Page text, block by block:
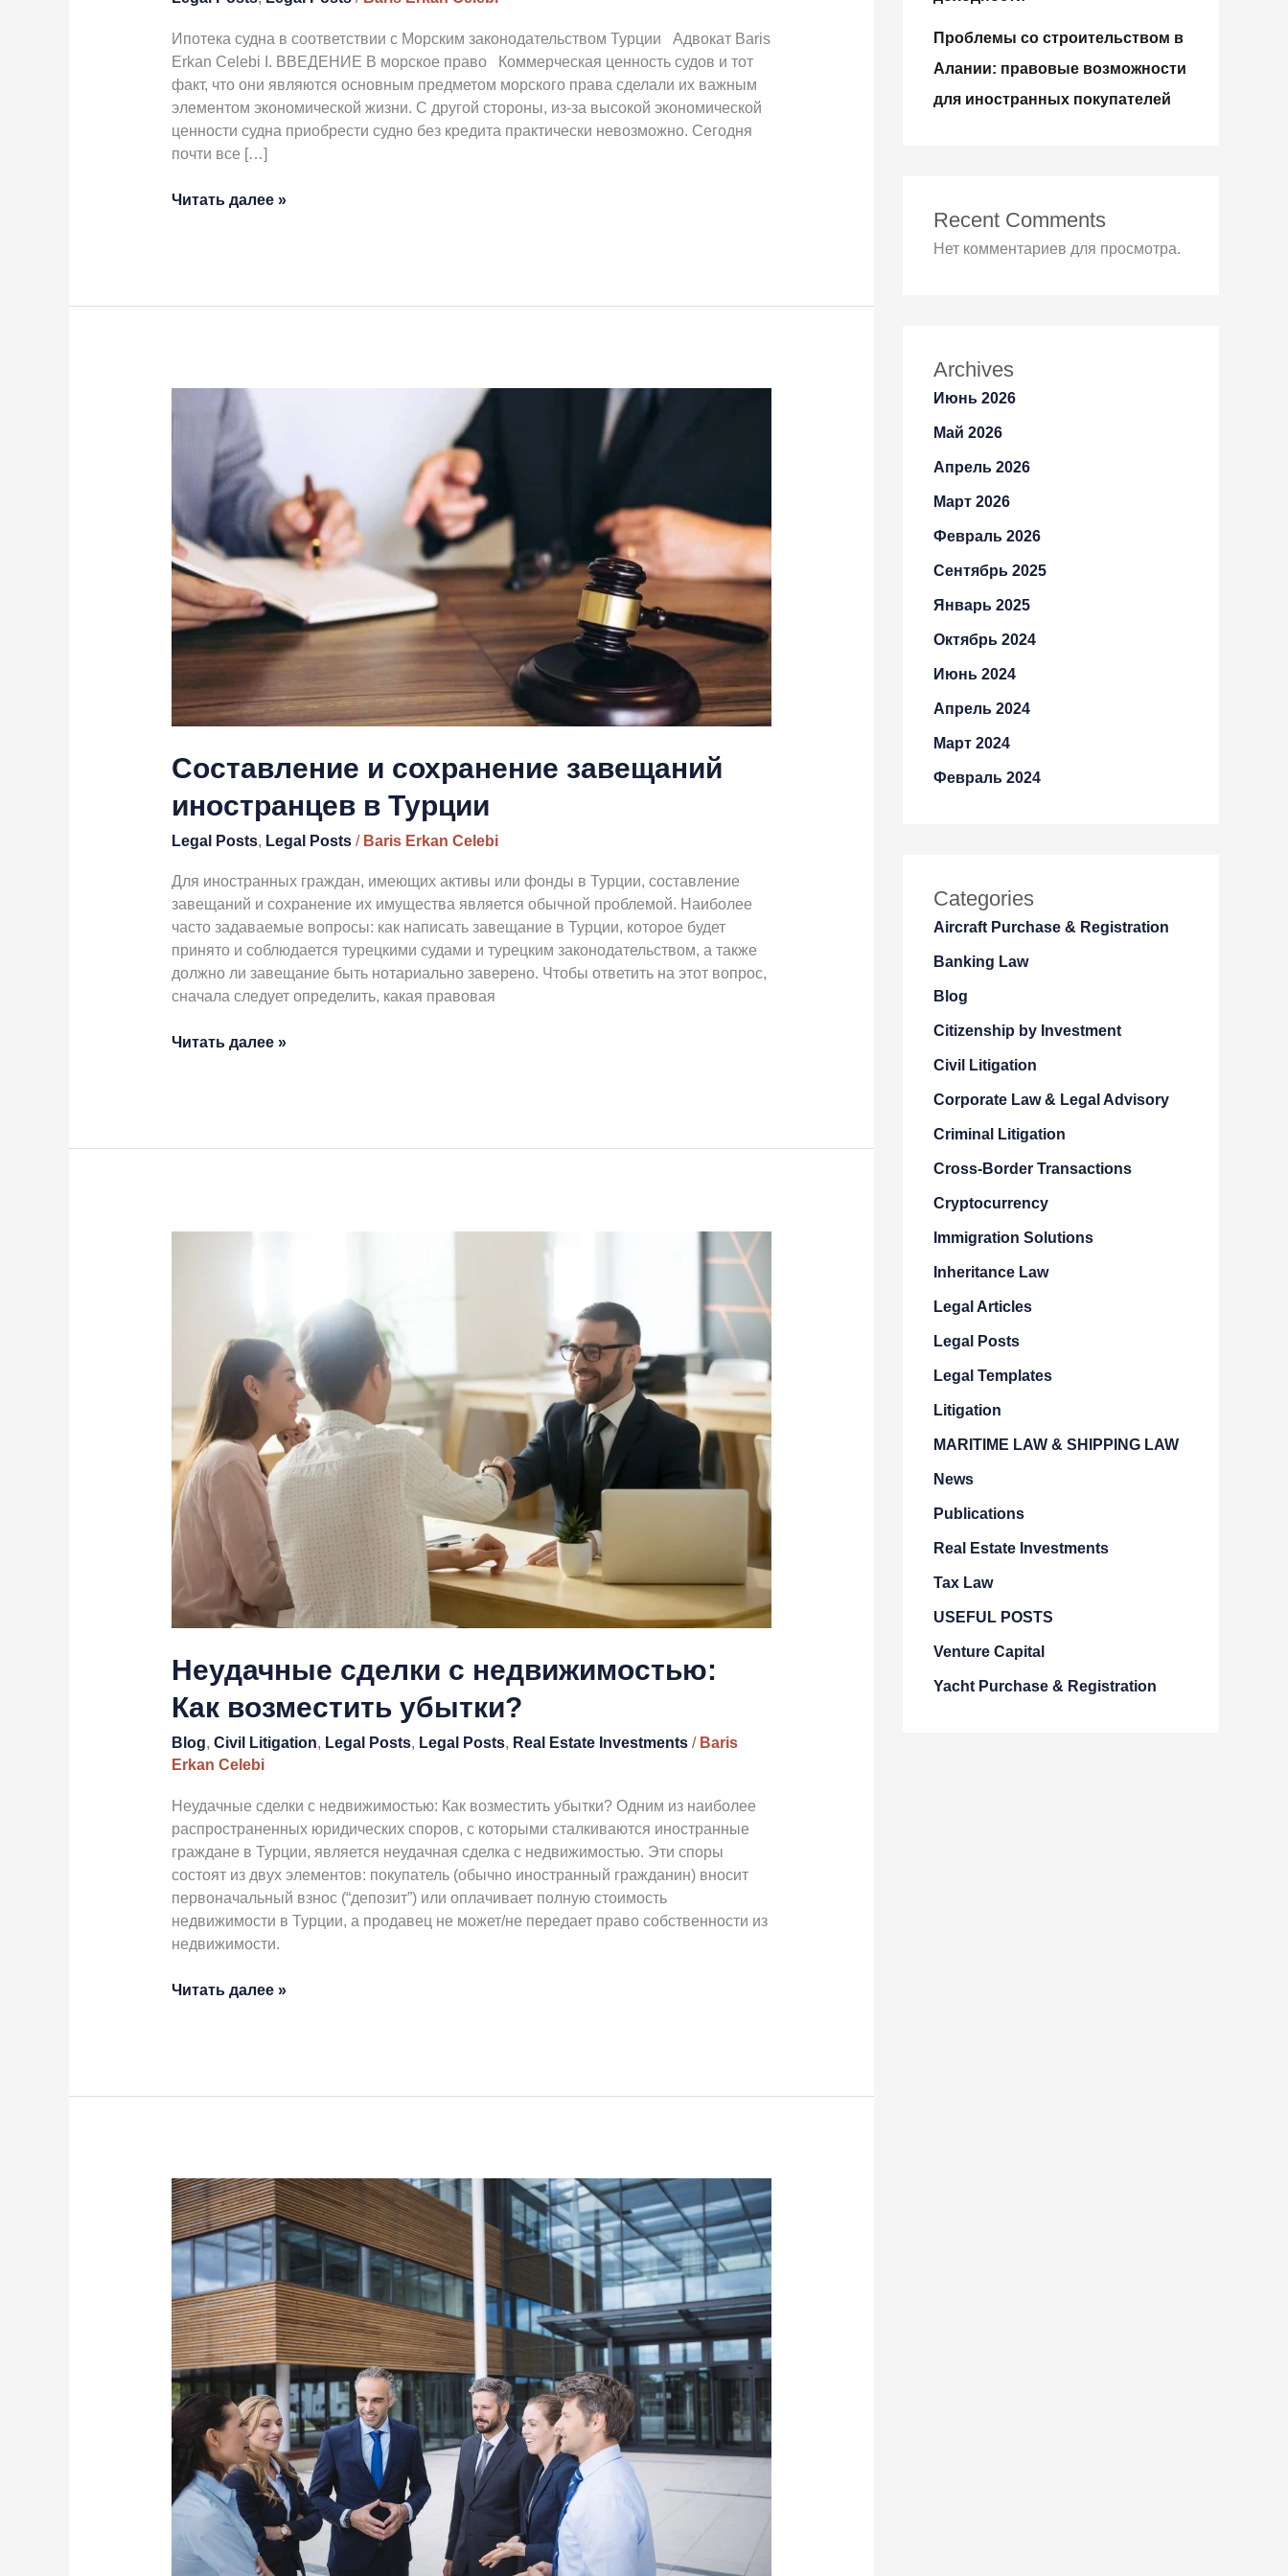
Ипотека судна в соответствии с Морским законодательством Турции Адвокат Baris
Erkan Celebi I. ВВЕДЕНИЕ В морское право Коммерческая ценность судов и тот
факт, что они являются основным предметом морского права сделали их важным
элементом экономической жизни. С другой стороны, из-за высокой экономической
ценности судна приобрести судно без кредита практически невозможно. Сегодня
почти все […]
Читать далее »
Составление и сохранение завещаний
иностранцев в Турции
Legal Posts, Legal Posts/ Baris Erkan Celebi
Для иностранных граждан, имеющих активы или фонды в Турции, составление
завещаний и сохранение их имущества является обычной проблемой. Наиболее
часто задаваемые вопросы: как написать завещание в Турции, которое будет
принято и соблюдается турецкими судами и турецким законодательством, а также
должно ли завещание быть нотариально заверено. Чтобы ответить на этот вопрос,
сначала следует определить, какая правовая
Составление
сохранение
завещаний
иностранцев
в
Турции
Читать далее »
Неудачные сделки с недвижимостью:
Как возместить убытки?
Blog, Civil Litigation, Legal Posts, Legal Posts, Real Estate Investments/ Baris
Erkan Celebi
Неудачные сделки с недвижимостью: Как возместить убытки? Одним из наиболее
распространенных юридических споров, с которыми сталкиваются иностранные
граждане в Турции, является неудачная сделка с недвижимостью. Эти споры
состоят из двух элементов: покупатель (обычно иностранный гражданин) вносит
первоначальный взнос (“депозит”) или оплачивает полную стоимость
недвижимости в Турции, а продавец не может/не передает право собственности из
недвижимости.
возместить
убытки?
Читать далее »
Какой
тип
компании
зарегистрировать
Турции?
Проблемы со строительством в
Алании: правовые возможности
для иностранных покупателей
Recent Comments
Нет комментариев для просмотра.
Archives
Июнь 2026
Май 2026
Апрель 2026
Март 2026
Февраль 2026
Сентябрь 2025
Январь 2025
Октябрь 2024
Июнь 2024
Апрель 2024
Март 2024
Февраль 2024
Categories
Aircraft Purchase & Registration
Banking Law
Blog
Citizenship by Investment
Civil Litigation
Corporate Law & Legal Advisory
Criminal Litigation
Cross-Border Transactions
Cryptocurrency
Immigration Solutions
Inheritance Law
Legal Articles
Legal Posts
Legal Templates
Litigation
MARITIME LAW & SHIPPING LAW
News
Publications
Real Estate Investments
Tax Law
USEFUL POSTS
Venture Capital
Yacht Purchase & Registration